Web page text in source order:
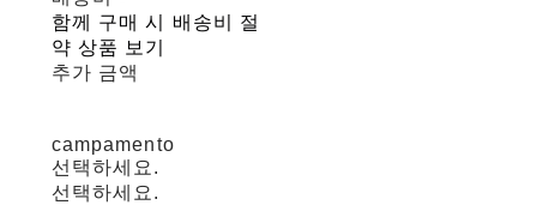
함께 구매 시 배송비 절
약 상품 보기
추가 금액
campamento
선택하세요.
선택하세요.